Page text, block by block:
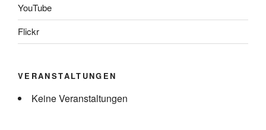
YouTube
Flickr
VERANSTALTUNGEN
Keine Veranstaltungen